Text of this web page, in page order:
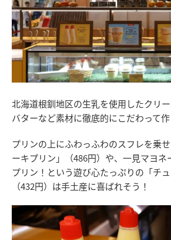
北海道根釧地区の生乳を使用したクリ
バターなど素材に徹底的にこだわって作
プリンの上にふわっふわのスフレを乗
ーキプリン」（486円）や、一見マヨ
プリン！という遊び心たっぷりの「チュ
（432円）は手土産に喜ばれそう！